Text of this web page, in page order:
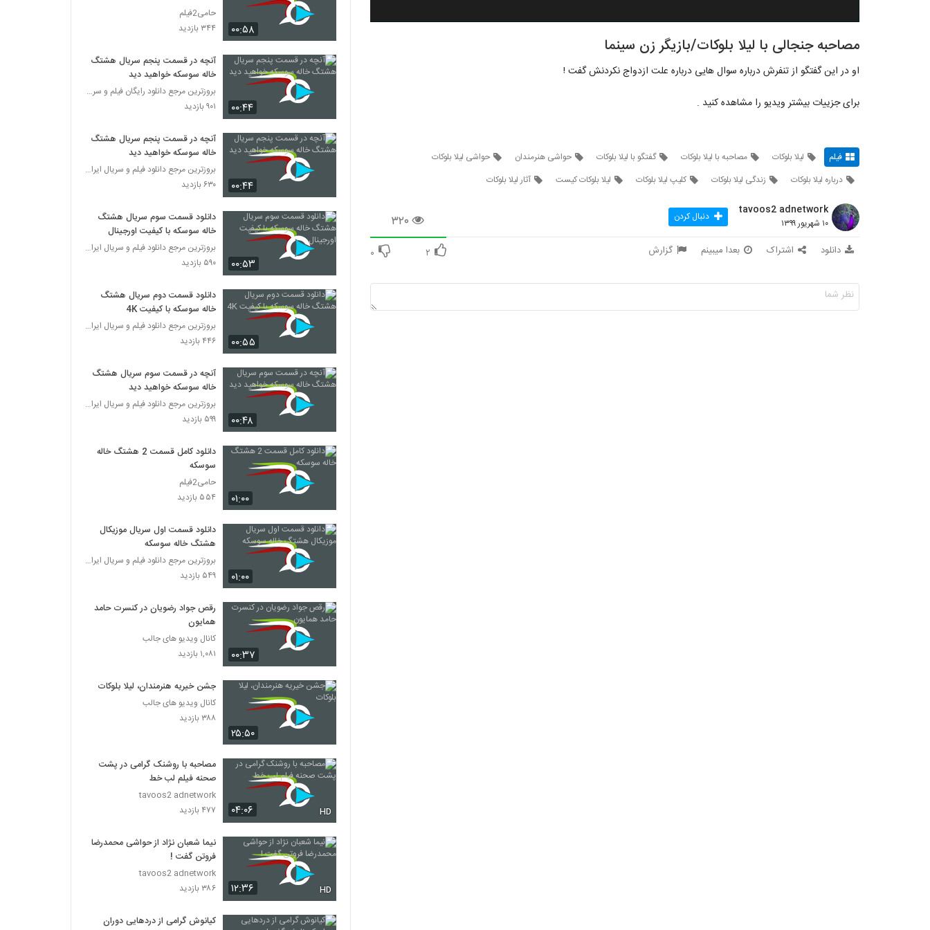
مصاحبه جنجالی با لیلا بلوکات/بازیگر زن سینما
او در این گفتگو از تنفرش درباره سوال هایی درباره علت ازدواج نکردنش گفت !
برای جزییات بیشتر ویدیو را مشاهده کنید .
فیلم لیلا بلوکات مصاحبه با لیلا بلوکات گفتگو با لیلا بلوکات حواشی هنرمندان
حواشی لیلا بلوکات
درباره لیلا بلوکات
زندگی لیلا بلوکات کلیپ لیلا بلوکات لیلا بلوکات کیست آثار لیلا بلوکات
۳۲۰
tavoos2 adnetwork
۱۰ شهریور ۱۳۹۹ دنبال کردن
دانلود اشتراک بعدا میبینم گزارش ۲ ۰
۰۰:۵۸
حامی2فیلم
۳۴۴ بازدید
۰۰:۴۴
آنچه در قسمت پنجم سریال هشتگ
خاله سوسکه خواهید دید
بروزترین مرجع دانلود رایگان فیلم و سریال ایرانی
۹۰۱ بازدید
۰۰:۴۴
آنچه در قسمت پنجم سریال هشتگ
خاله سوسکه خواهید دید
بروزترین مرجع دانلود فیلم و سریال ایرانی
۶۳۰ بازدید
۰۰:۵۳
دانلود قسمت سوم سریال هشتگ
خاله سوسکه با کیفیت اورجینال
بروزترین مرجع دانلود فیلم و سریال ایرانی
۵۹۰ بازدید
۰۰:۵۵
دانلود قسمت دوم سریال هشتگ
خاله سوسکه با کیفیت 4K
بروزترین مرجع دانلود فیلم و سریال ایرانی
۴۴۶ بازدید
۰۰:۴۸
آنچه در قسمت سوم سریال هشتگ
خاله سوسکه خواهید دید
بروزترین مرجع دانلود فیلم و سریال ایرانی
۵۹۹ بازدید
۰۱:۰۰
دانلود کامل قسمت 2 هشتگ خاله
سوسکه
حامی2فیلم
۵۵۴ بازدید
۰۱:۰۰
دانلود قسمت اول سریال موزیکال
هشتگ خاله سوسکه
بروزترین مرجع دانلود فیلم و سریال ایرانی
۵۴۹ بازدید
۰۰:۳۷
رقص جواد رضویان در کنسرت حامد
همایون
کانال ویدیو های جالب
۱,۰۸۱ بازدید
۲۵:۵۰
جشن خیریه هنرمندان، لیلا بلوکات
کانال ویدیو های جالب
۳۸۸ بازدید
۰۴:۰۶ HD
مصاحبه با روشنک گرامی در پشت
صحنه فیلم لب خط
tavoos2 adnetwork
۴۷۷ بازدید
۱۲:۳۶ HD
نیما شعبان نژاد از حواشی محمدرضا
فروتن گفت !
tavoos2 adnetwork
۳۸۶ بازدید
کیانوش گرامی از دردهایی دوران